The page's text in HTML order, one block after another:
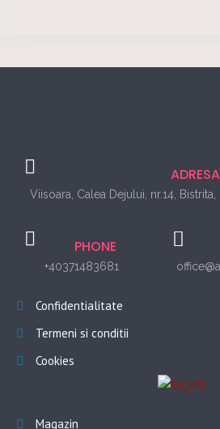
ADRESA
Viisoara, Calea Dejului, nr.14,
PHONE
+40371483681
Confidentialitate
Termeni si conditii
Cookies
Magazin